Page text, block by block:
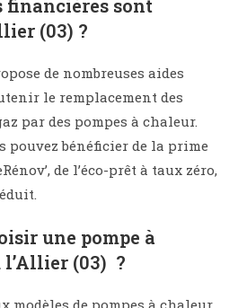
financières sont
(03) ?
de nombreuses aides
le remplacement des
par des pompes à chaleur.
pouvez bénéficier de la prime
de l’éco-prêt à taux zéro,
une pompe à
(03) ?
modèles de pompes à chaleur